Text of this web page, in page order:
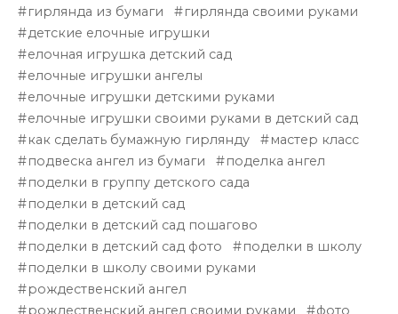
гирлянда из бумаги
гирлянда своими руками
детские елочные игрушки
елочная игрушка детский сад
елочные игрушки ангелы
елочные игрушки детскими руками
елочные игрушки своими руками в детский сад
как сделать бумажную гирлянду
мастер класс
подвеска ангел из бумаги
поделка ангел
поделки в группу детского сада
поделки в детский сад
поделки в детский сад пошагово
поделки в детский сад фото
поделки в школу
поделки в школу своими руками
рождественский ангел
рождественский ангел своими руками
фото